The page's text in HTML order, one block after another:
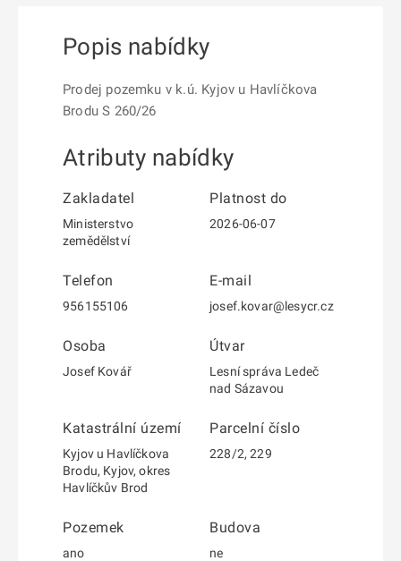
Popis nabídky
Prodej pozemku v k.ú. Kyjov u Havlíčkova
Brodu S 260/26
Atributy nabídky
Zakladatel
Ministerstvo
zemědělství
Platnost do
2026-06-07
Telefon
956155106
E-mail
josef.kovar@lesycr.cz
Osoba
Josef Kovář
Útvar
Lesní správa Ledeč
nad Sázavou
Katastrální území
Kyjov u Havlíčkova
Brodu, Kyjov, okres
Havlíčkův Brod
Parcelní číslo
228/2, 229
Pozemek
ano
Budova
ne